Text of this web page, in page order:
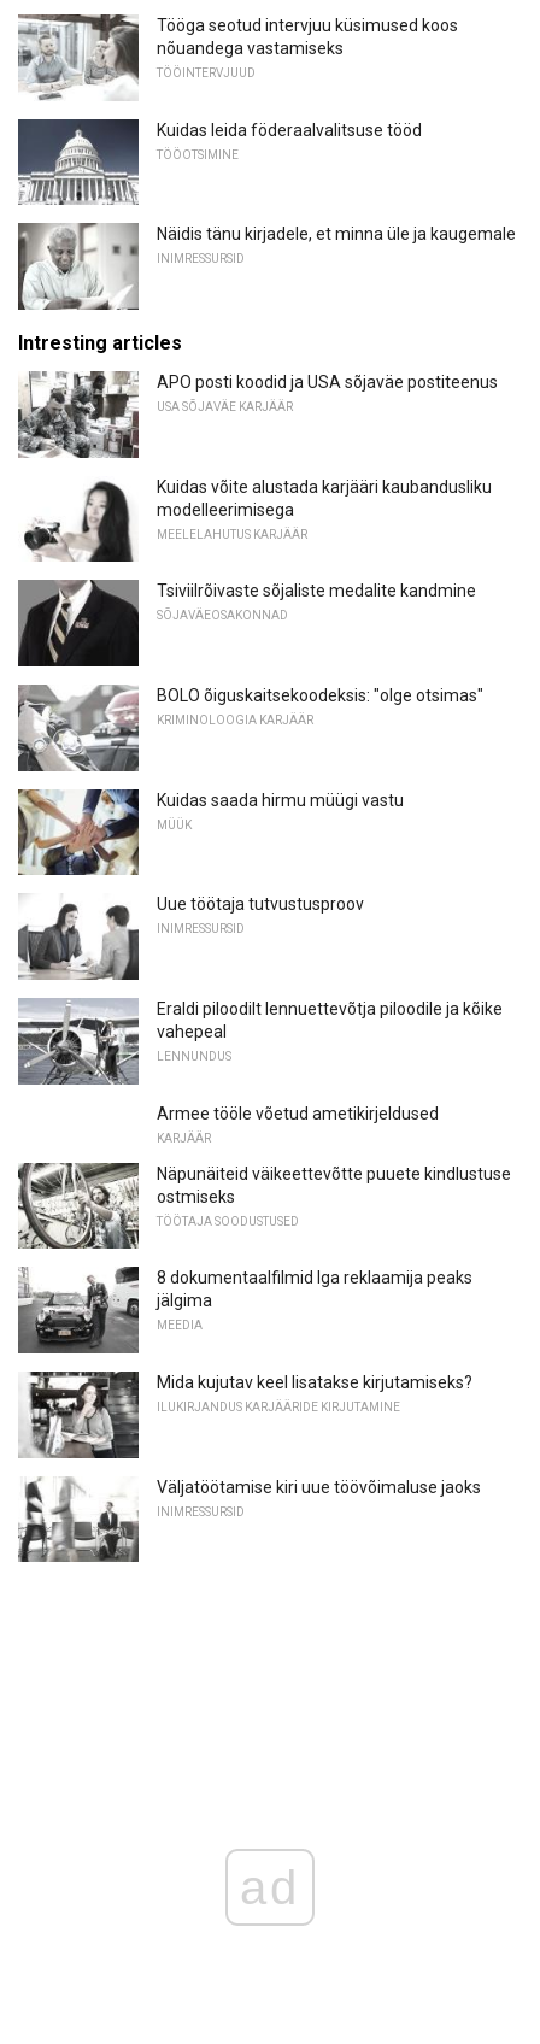
Tööga seotud intervjuu küsimused koos
nõuandega vastamiseks
TÖÖINTERVJUUD
Kuidas leida föderaalvalitsuse tööd
TÖÖOTSIMINE
Näidis tänu kirjadele, et minna üle ja kaugemale
INIMRESSURSID
Intresting articles
APO posti koodid ja USA sõjaväe postiteenus
USA SÕJAVÄE KARJÄÄR
Kuidas võite alustada karjääri kaubandusliku
modelleerimisega
MEELELAHUTUS KARJÄÄR
Tsiviilrõivaste sõjaliste medalite kandmine
SÕJAVÄEOSAKONNAD
BOLO õiguskaitsekoodeksis: "olge otsimas"
KRIMINOLOOGIA KARJÄÄR
Kuidas saada hirmu müügi vastu
MÜÜK
Uue töötaja tutvustusproov
INIMRESSURSID
Eraldi piloodilt lennuettevõtja piloodile ja kõike
vahepeal
LENNUNDUS
Armee tööle võetud ametikirjeldused
KARJÄÄR
Näpunäiteid väikeettevõtte puuete kindlustuse
ostmiseks
TÖÖTAJA SOODUSTUSED
8 dokumentaalfilmid Iga reklaamija peaks
jälgima
MEEDIA
Mida kujutav keel lisatakse kirjutamiseks?
ILUKIRJANDUS KARJÄÄRIDE KIRJUTAMINE
Väljatöötamise kiri uue töövõimaluse jaoks
INIMRESSURSID
ad